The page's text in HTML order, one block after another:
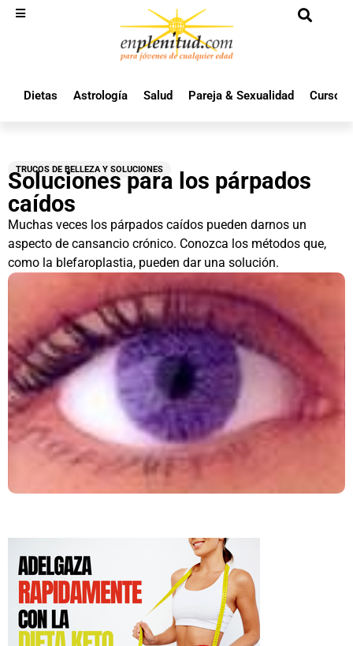
Dietas Astrología Salud Pareja & Sexualidad Cursos
TRUCOS DE BELLEZA Y SOLUCIONES
Soluciones para los párpados
caídos
Muchas veces los párpados caídos pueden darnos un
aspecto de cansancio crónico. Conozca los métodos que,
como la blefaroplastia, pueden dar una solución.